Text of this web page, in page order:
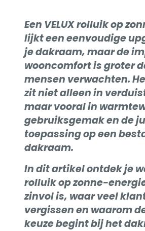
Een VELUX rolluik op
lijkt een eenvoudige
je dakraam, maar de
wooncomfort is groter
mensen verwachten.
zit niet alleen in
maar vooral in
gebruiksgemak en de
toepassing op een
dakraam.
In dit artikel ontdek je
rolluik op zonne-
zinvol is, waar veel
vergissen en waarom
keuze begint bij het